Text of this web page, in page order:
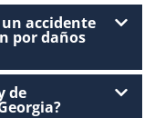
un accidente
por daños
de